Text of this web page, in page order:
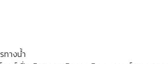
ทางน้ำ